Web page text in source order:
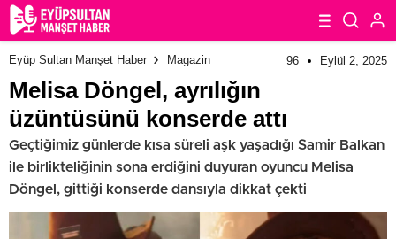
Eyüp Sultan Manşet Haber Magazin 96 Eylül 2, 2025
Melisa Döngel, ayrılığın
üzüntüsünü konserde attı
Geçtiğimiz günlerde kısa süreli aşk yaşadığı Samir Balkan
ile birlikteliğinin sona erdiğini duyuran oyuncu Melisa
Döngel, gittiği konserde dansıyla dikkat çekti